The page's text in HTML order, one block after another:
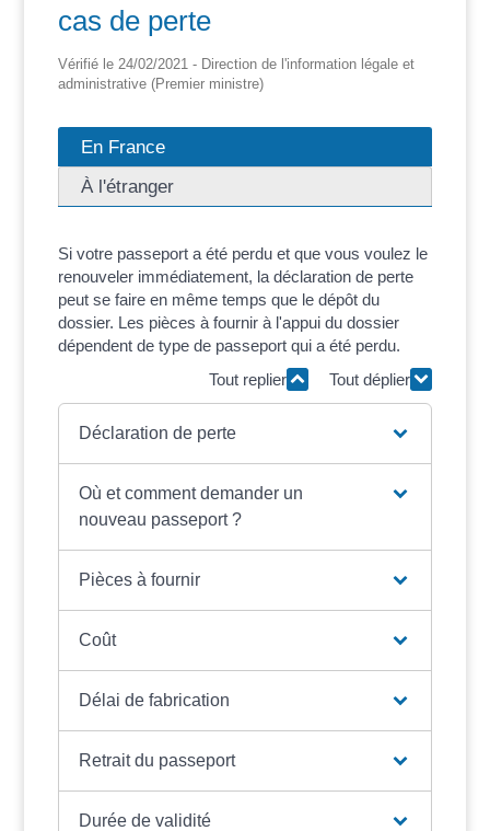
cas de perte
Vérifié le 24/02/2021 - Direction de l'information légale et
administrative (Premier ministre)
En France
À l'étranger
Si votre passeport a été perdu et que vous voulez le
renouveler immédiatement, la déclaration de perte
peut se faire en même temps que le dépôt du
dossier. Les pièces à fournir à l'appui du dossier
dépendent de type de passeport qui a été perdu.
Tout replier
Tout déplier
Déclaration de perte
Où et comment demander un
nouveau passeport ?
Pièces à fournir
Coût
Délai de fabrication
Retrait du passeport
Durée de validité